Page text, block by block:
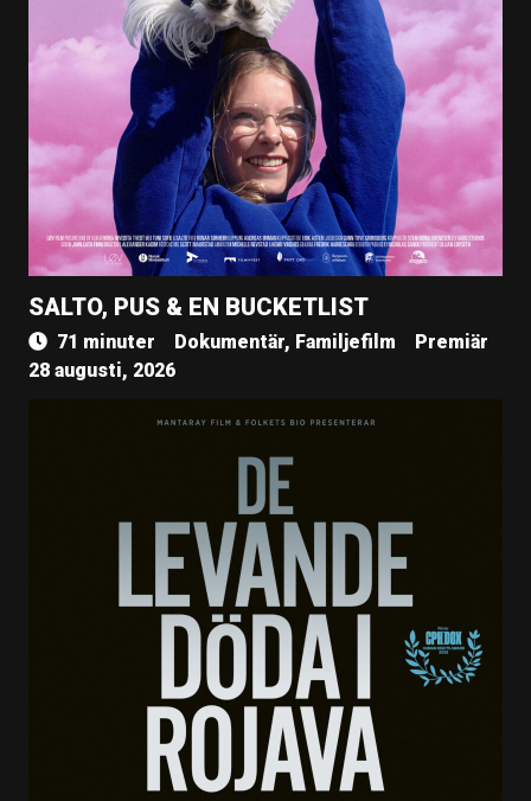
SALTO, PUS & EN BUCKETLIST
71 minuter Dokumentär, Familjefilm
Premiär
28 augusti, 2026